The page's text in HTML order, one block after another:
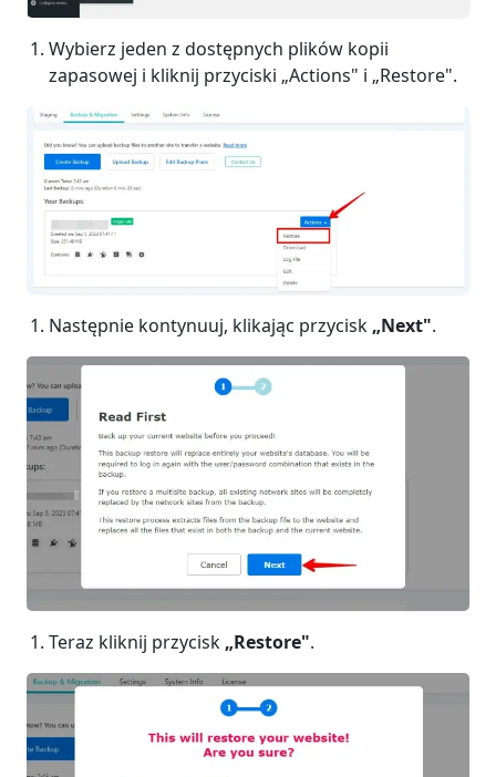
Wybierz jeden z dostępnych plików kopii
zapasowej i kliknij przyciski „Actions" i „Restore".
Następnie kontynuuj, klikając przycisk „Next".
Teraz kliknij przycisk „Restore".